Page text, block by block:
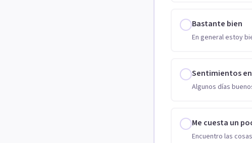
Bastante bien
En general estoy
Sentimientos
Algunos días
Me cuesta un
Encuentro las